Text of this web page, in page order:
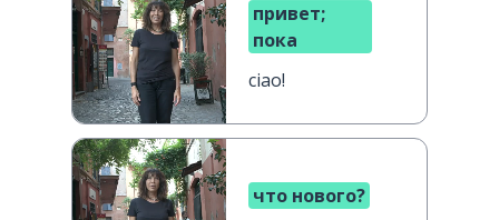
привет;
пока
ciao!
что нового?